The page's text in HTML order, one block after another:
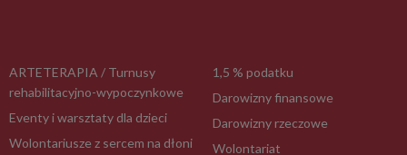
ARTETERAPIA / Turnusy
rehabilitacyjno-wypoczynkowe
Eventy i warsztaty dla dzieci
Wolontariusze z sercem na dłoni
1,5 % podatku
Darowizny finansowe
Darowizny rzeczowe
Wolontariat